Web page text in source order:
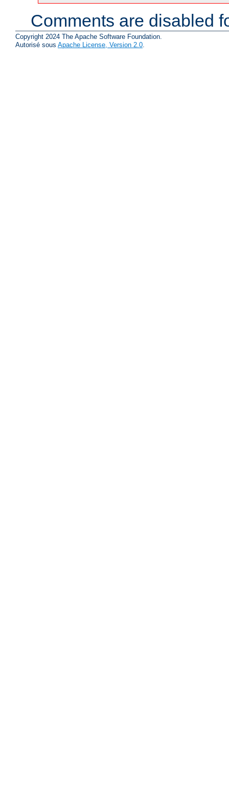
Comments are disabled
Copyright 2024 The Apache Software Foundation.
Autorisé sous Apache License, Version 2.0.